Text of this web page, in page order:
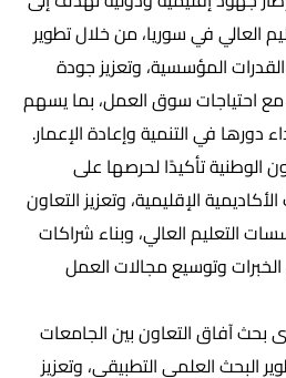
العالي في سوريا، من خلال تطوير
المؤسسية، وتعزيز جودة
مع احتياجات سوق العمل، بما يسهم
في التنمية وإعادة الإعمار.
تأكيدًا لحرصها على
الإقليمية، وتعزيز التعاون
التعليم العالي، وبناء شراكات
وتوسيع مجالات العمل
بحث آفاق التعاون بين الجامعات
البحث العلمي التطبيقي، وتعزيز